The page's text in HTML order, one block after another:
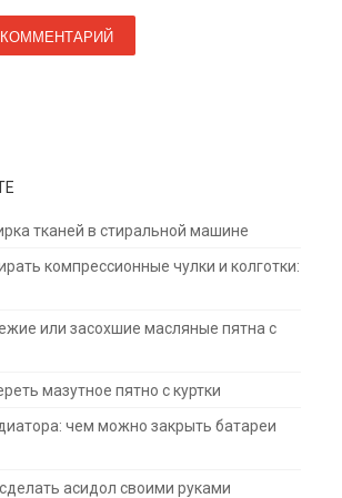
тканей в стиральной машине
компрессионные чулки и колготки:
или засохшие масляные пятна с
мазутное пятно с куртки
чем можно закрыть батареи
асидол своими руками